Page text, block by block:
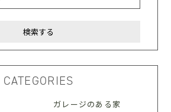
CATEGORIES
ガレージのある家